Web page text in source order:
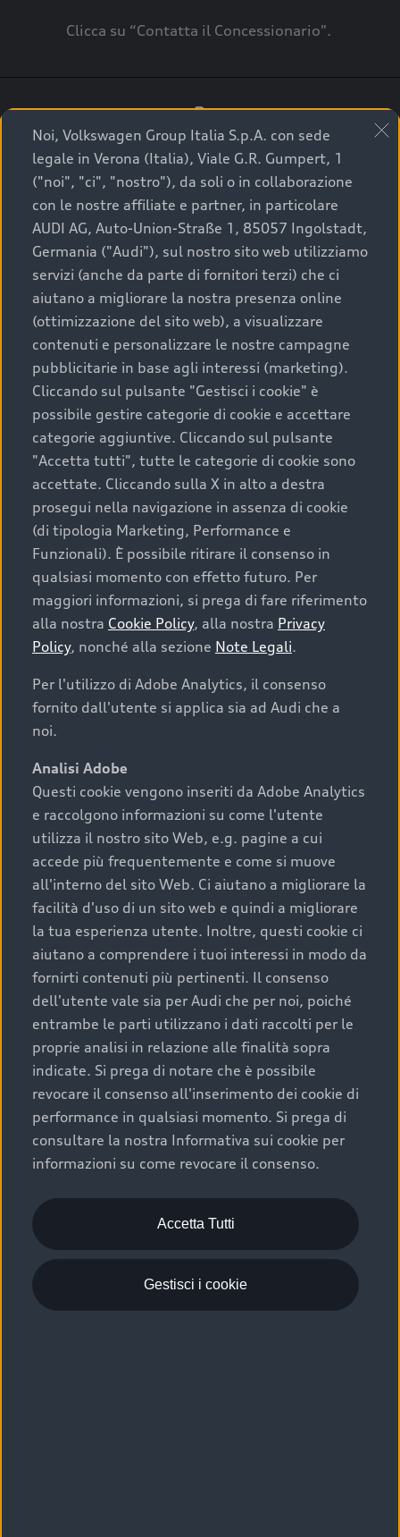
Clicca su “Contatta il Concessionario".
3
A breve verrai ricontattato dal Customer Care
Audi Center o direttamente dal Concessionario
che ti supporterà per finalizzare la tua richiesta.
La qualità di acquistare
un’auto usata Audi
Scegliere un’auto usata è una decisione che coniuga
convenienza, affidabilità e sostenibilità. Per fare un
acquisto sicuro, è essenziale considerare aspetti
determinanti come la garanzia inclusa e l’affidabilità del
marchio. Audi offre l’auto usata perfetta tramite Audi
Prima Scelta :plus
Cosa sapere prima di
acquistare la tua prossima
auto
I requisiti fondamentali da considerare prima di
acquistare un’auto usata, oltre al prezzo e all'aspetto,
chilometraggio: un valore contenuto corrisponde a
uno stato migliore del veicolo e a una maggiore
durata nel tempo;
cronologia dei tagliandi: una documentazione
completa della vettura certifica una manutenzione
costante e accurata;
condizioni della carrozzeria e degli interni: una
buona conservazione evidenzia cura e attenzione del
precedente proprietario;
efficienza meccanica: motore, trasmissione e
componenti principali in ottimo stato garantiscono
prestazioni affidabili e sicure.
Acquistare un’auto usata in una Concessionaria ufficiale
Audi che offre l’usato garantito tramite Audi Prima
Scelta :plus, significa affidarsi ad un prodotto che viene
sottoposto a 110 controlli approfonditi e coperto da
garanzia fino a 4 anni per una maggiore tutela del tuo
acquisto.
Noi, Volkswagen Group Italia S.p.A. con sede
legale in Verona (Italia), Viale G.R. Gumpert, 1
("noi", "ci", "nostro"), da soli o in collaborazione
con le nostre affiliate e partner, in particolare
AUDI AG, Auto-Union-Straße 1, 85057 Ingolstadt,
Germania ("Audi"), sul nostro sito web utilizziamo
servizi (anche da parte di fornitori terzi) che ci
aiutano a migliorare la nostra presenza online
(ottimizzazione del sito web), a visualizzare
contenuti e personalizzare le nostre campagne
pubblicitarie in base agli interessi (marketing).
Cliccando sul pulsante "Gestisci i cookie" è
possibile gestire categorie di cookie e accettare
categorie aggiuntive. Cliccando sul pulsante
"Accetta tutti", tutte le categorie di cookie sono
accettate. Cliccando sulla X in alto a destra
prosegui nella navigazione in assenza di cookie
(di tipologia Marketing, Performance e
Funzionali). È possibile ritirare il consenso in
qualsiasi momento con effetto futuro. Per
maggiori informazioni, si prega di fare riferimento
alla nostra Cookie Policy, alla nostra Privacy
Policy, nonché alla sezione Note Legali.
Per l'utilizzo di Adobe Analytics, il consenso
fornito dall'utente si applica sia ad Audi che a
noi.
Analisi Adobe
Questi cookie vengono inseriti da Adobe Analytics
e raccolgono informazioni su come l'utente
utilizza il nostro sito Web, e.g. pagine a cui
accede più frequentemente e come si muove
all'interno del sito Web. Ci aiutano a migliorare la
facilità d'uso di un sito web e quindi a migliorare
la tua esperienza utente. Inoltre, questi cookie ci
aiutano a comprendere i tuoi interessi in modo da
fornirti contenuti più pertinenti. Il consenso
dell'utente vale sia per Audi che per noi, poiché
entrambe le parti utilizzano i dati raccolti per le
proprie analisi in relazione alle finalità sopra
indicate. Si prega di notare che è possibile
revocare il consenso all'inserimento dei cookie di
performance in qualsiasi momento. Si prega di
consultare la nostra Informativa sui cookie per
informazioni su come revocare il consenso.
Accetta Tutti
Gestisci i cookie